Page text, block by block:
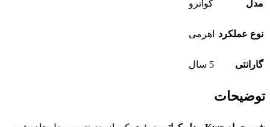
مدل کواترو
نوع عملکرد اهرمی
گارانتی 5 سال
توضیحات